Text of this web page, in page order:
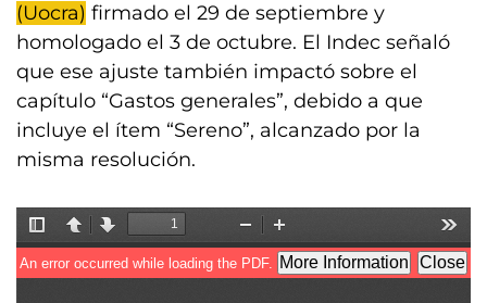
(Uocra) firmado el 29 de septiembre y
homologado el 3 de octubre. El Indec señaló
que ese ajuste también impactó sobre el
capítulo “Gastos generales”, debido a que
incluye el ítem “Sereno”, alcanzado por la
misma resolución.